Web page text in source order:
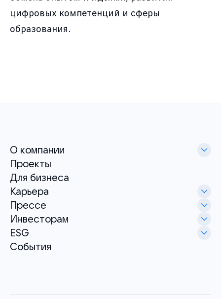
цифровых компетенций и сферы
образования.
О компании
Проекты
Для бизнеса
Карьера
Прессе
Инвесторам
ESG
События